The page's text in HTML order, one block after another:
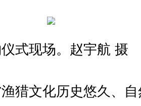
式现场。赵宇航 摄
文化历史悠久、自